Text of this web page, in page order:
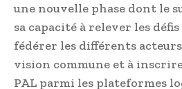
une nouvelle phase dont le
sa capacité à relever les
fédérer les différents
vision commune et à
PAL parmi les plateformes